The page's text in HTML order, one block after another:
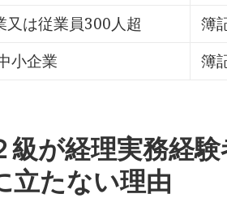
又は従業員300人超
簿
小企業
簿
級が経理実務経
立たない理由